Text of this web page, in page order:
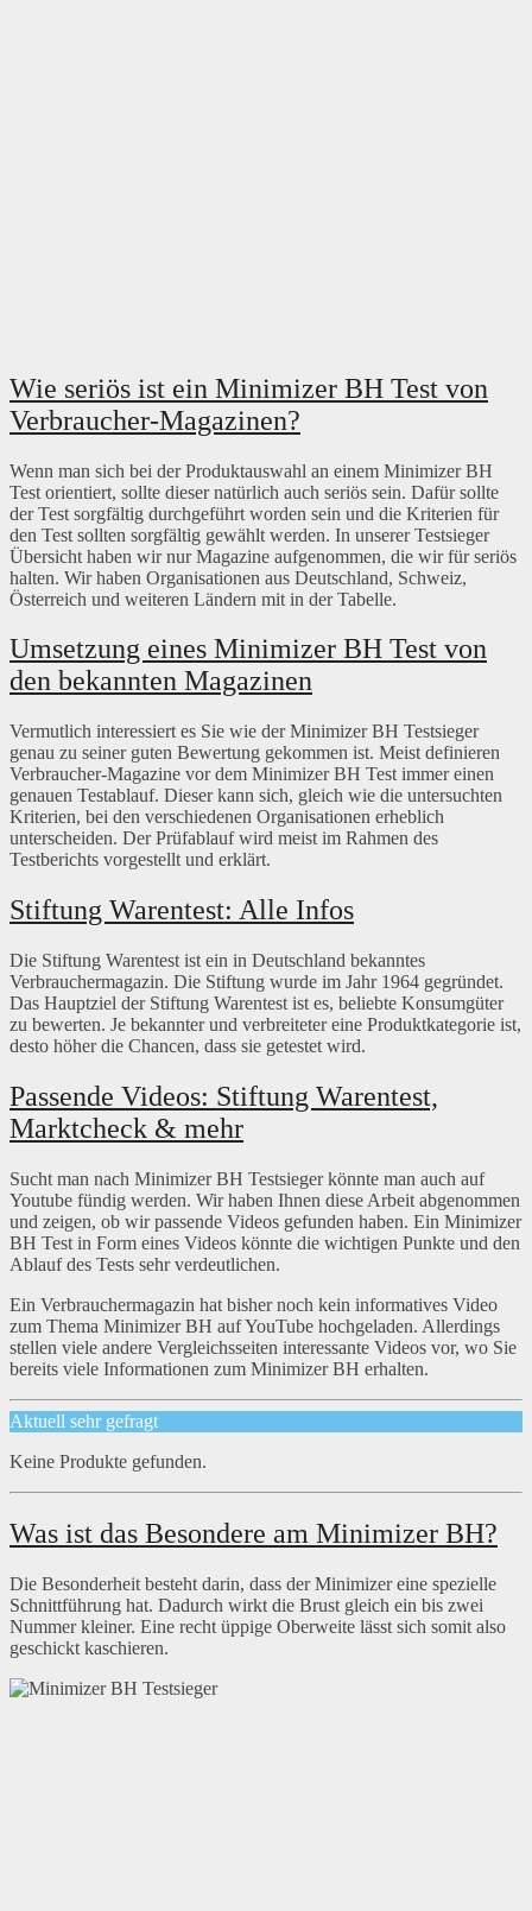
Wie seriös ist ein Minimizer BH Test von
Verbraucher-Magazinen?
Wenn man sich bei der Produktauswahl an einem Minimizer BH
Test orientiert, sollte dieser natürlich auch seriös sein. Dafür sollte
der Test sorgfältig durchgeführt worden sein und die Kriterien für
den Test sollten sorgfältig gewählt werden. In unserer Testsieger
Übersicht haben wir nur Magazine aufgenommen, die wir für seriös
halten. Wir haben Organisationen aus Deutschland, Schweiz,
Österreich und weiteren Ländern mit in der Tabelle.
Umsetzung eines Minimizer BH Test von
den bekannten Magazinen
Vermutlich interessiert es Sie wie der Minimizer BH Testsieger
genau zu seiner guten Bewertung gekommen ist. Meist definieren
Verbraucher-Magazine vor dem Minimizer BH Test immer einen
genauen Testablauf. Dieser kann sich, gleich wie die untersuchten
Kriterien, bei den verschiedenen Organisationen erheblich
unterscheiden. Der Prüfablauf wird meist im Rahmen des
Testberichts vorgestellt und erklärt.
Stiftung Warentest: Alle Infos
Die Stiftung Warentest ist ein in Deutschland bekanntes
Verbrauchermagazin. Die Stiftung wurde im Jahr 1964 gegründet.
Das Hauptziel der Stiftung Warentest ist es, beliebte Konsumgüter
zu bewerten. Je bekannter und verbreiteter eine Produktkategorie ist,
desto höher die Chancen, dass sie getestet wird.
Passende Videos: Stiftung Warentest,
Marktcheck & mehr
Sucht man nach Minimizer BH Testsieger könnte man auch auf
Youtube fündig werden. Wir haben Ihnen diese Arbeit abgenommen
und zeigen, ob wir passende Videos gefunden haben. Ein Minimizer
BH Test in Form eines Videos könnte die wichtigen Punkte und den
Ablauf des Tests sehr verdeutlichen.
Ein Verbrauchermagazin hat bisher noch kein informatives Video
zum Thema Minimizer BH auf YouTube hochgeladen. Allerdings
stellen viele andere Vergleichsseiten interessante Videos vor, wo Sie
bereits viele Informationen zum Minimizer BH erhalten.
Aktuell sehr gefragt
Keine Produkte gefunden.
Was ist das Besondere am Minimizer BH?
Die Besonderheit besteht darin, dass der Minimizer eine spezielle
Schnittführung hat. Dadurch wirkt die Brust gleich ein bis zwei
Nummer kleiner. Eine recht üppige Oberweite lässt sich somit also
geschickt kaschieren.